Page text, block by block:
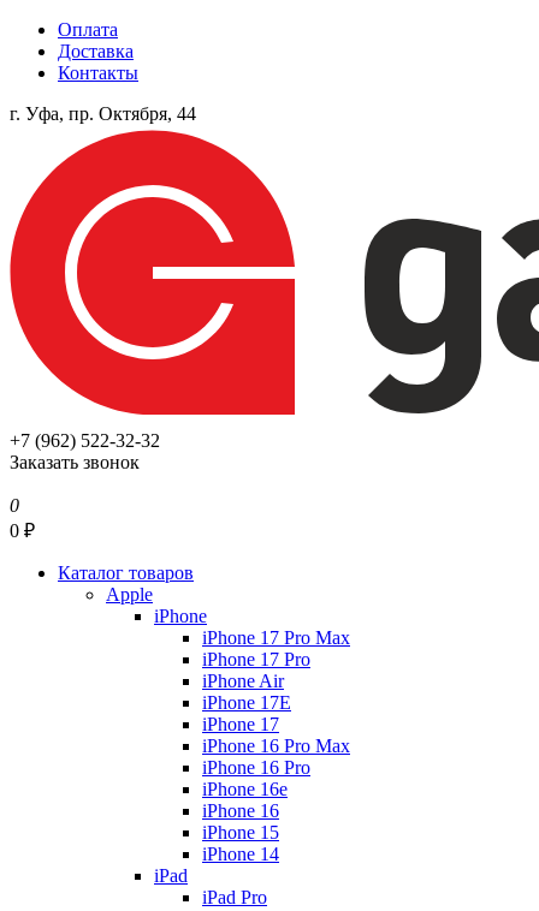
Оплата
Доставка
Контакты
г. Уфа, пр. Октября, 44
+7 (962) 522-32-32
Заказать звонок
0
0 ₽
Каталог товаров
Apple
iPhone
iPhone 17 Pro Max
iPhone 17 Pro
iPhone Air
iPhone 17E
iPhone 17
iPhone 16 Pro Max
iPhone 16 Pro
iPhone 16e
iPhone 16
iPhone 15
iPhone 14
iPad
iPad Pro